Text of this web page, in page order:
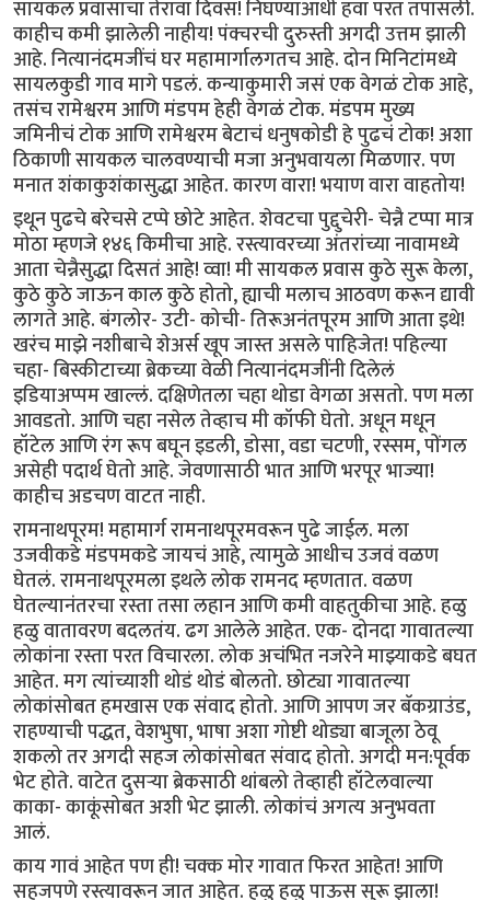
सायकल प्रवासाचा तेरावा दिवस! निघण्याआधी हवा परत तपासली.
काहीच कमी झालेली नाहीय! पंक्चरची दुरुस्ती अगदी उत्तम झाली
आहे. नित्यानंदमजींचं घर महामार्गालगतच आहे. दोन मिनिटांमध्ये
सायलकुडी गाव मागे पडलं. कन्याकुमारी जसं एक वेगळं टोक आहे,
तसंच रामेश्वरम आणि मंडपम हेही वेगळं टोक. मंडपम मुख्य
जमिनीचं टोक आणि रामेश्वरम बेटाचं धनुषकोडी हे पुढचं टोक! अशा
ठिकाणी सायकल चालवण्याची मजा अनुभवायला मिळणार. पण
मनात शंकाकुशंकासुद्धा आहेत. कारण वारा! भयाण वारा वाहतोय!
इथून पुढचे बरेचसे टप्पे छोटे आहेत. शेवटचा पुद्दुचेरी- चेन्नै टप्पा मात्र
मोठा म्हणजे १४६ किमीचा आहे. रस्त्यावरच्या अंतरांच्या नावामध्ये
आता चेन्नैसुद्धा दिसतं आहे! व्वा! मी सायकल प्रवास कुठे सुरू केला,
कुठे कुठे जाऊन काल कुठे होतो, ह्याची मलाच आठवण करून द्यावी
लागते आहे. बंगलोर- उटी- कोची- तिरूअनंतपूरम आणि आता इथे!
खरंच माझे नशीबाचे शेअर्स खूप जास्त असले पाहिजेत! पहिल्या
चहा- बिस्कीटाच्या ब्रेकच्या वेळी नित्यानंदमजींनी दिलेलं
इडियाअप्पम खाल्लं. दक्षिणेतला चहा थोडा वेगळा असतो. पण मला
आवडतो. आणि चहा नसेल तेव्हाच मी कॉफी घेतो. अधून मधून
हॉटेल आणि रंग रूप बघून इडली, डोसा, वडा चटणी, रस्सम, पोंगल
असेही पदार्थ घेतो आहे. जेवणासाठी भात आणि भरपूर भाज्या!
काहीच अडचण वाटत नाही.
रामनाथपूरम! महामार्ग रामनाथपूरमवरून पुढे जाईल. मला
उजवीकडे मंडपमकडे जायचं आहे, त्यामुळे आधीच उजवं वळण
घेतलं. रामनाथपूरमला इथले लोक रामनद म्हणतात. वळण
घेतल्यानंतरचा रस्ता तसा लहान आणि कमी वाहतुकीचा आहे. हळु
हळु वातावरण बदलतंय. ढग आलेले आहेत. एक- दोनदा गावातल्या
लोकांना रस्ता परत विचारला. लोक अचंभित नजरेने माझ्याकडे बघत
आहेत. मग त्यांच्याशी थोडं थोडं बोलतो. छोट्या गावातल्या
लोकांसोबत हमखास एक संवाद होतो. आणि आपण जर बॅकग्राउंड,
राहण्याची पद्धत, वेशभुषा, भाषा अशा गोष्टी थोड्या बाजूला ठेवू
शकलो तर अगदी सहज लोकांसोबत संवाद होतो. अगदी मन:पूर्वक
भेट होते. वाटेत दुसर्‍या ब्रेकसाठी थांबलो तेव्हाही हॉटेलवाल्या
काका- काकूंसोबत अशी भेट झाली. लोकांचं अगत्य अनुभवता
आलं.
काय गावं आहेत पण ही! चक्क मोर गावात फिरत आहेत! आणि
सहजपणे रस्त्यावरून जात आहेत. हळु हळु पाऊस सुरू झाला!